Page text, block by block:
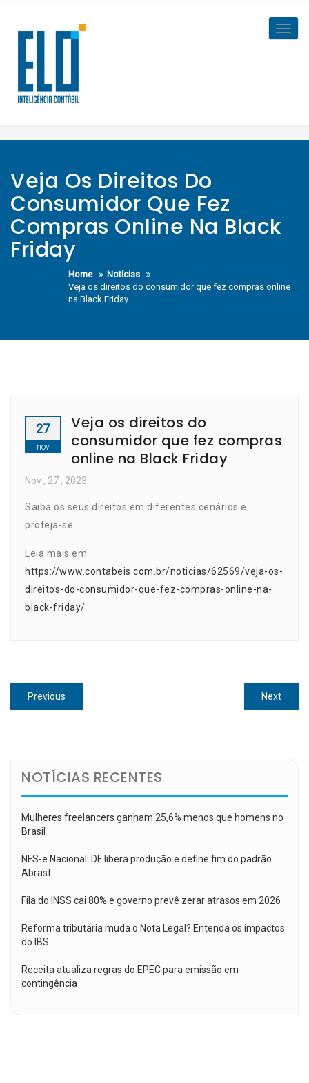
content
Veja Os Direitos Do
Consumidor Que Fez
Compras Online Na Black
Friday
Home
Notícias
Veja os direitos do consumidor que fez compras online
na Black Friday
27
nov
Veja os direitos do
consumidor que fez compras
online na Black Friday
Nov , 27 , 2023
Saiba os seus direitos em diferentes cenários e
proteja-se.
Leia mais em
https://www.contabeis.com.br/noticias/62569/veja-os-
direitos-do-consumidor-que-fez-compras-online-na-
black-friday/
Navegação
de
Previous
post:
NextNext
post:
NOTÍCIAS RECENTES
Mulheres freelancers ganham 25,6% menos que homens no
Brasil
NFS-e Nacional: DF libera produção e define fim do padrão
Abrasf
Fila do INSS cai 80% e governo prevê zerar atrasos em 2026
Reforma tributária muda o Nota Legal? Entenda os impactos
do IBS
Receita atualiza regras do EPEC para emissão em
contingência